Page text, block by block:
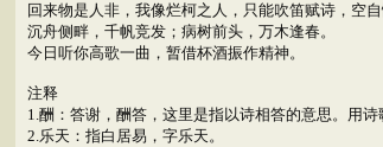
回来物是人非，我像烂柯之人，只能吹笛赋诗，空自
沉舟侧畔，千帆竞发；病树前头，万木逢春。
今日听你高歌一曲，暂借杯酒振作精神。
注释
1.酬：答谢，酬答，这里是指以诗相答的意思。用诗
2.乐天：指白居易，字乐天。